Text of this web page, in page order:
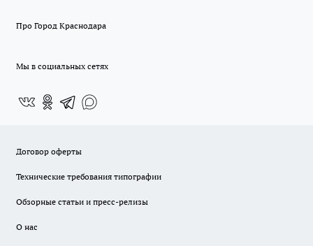
Про Город Краснодара
Мы в социальных сетях
Договор оферты
Технические требования типографии
Обзорные статьи и пресс-релизы
О нас